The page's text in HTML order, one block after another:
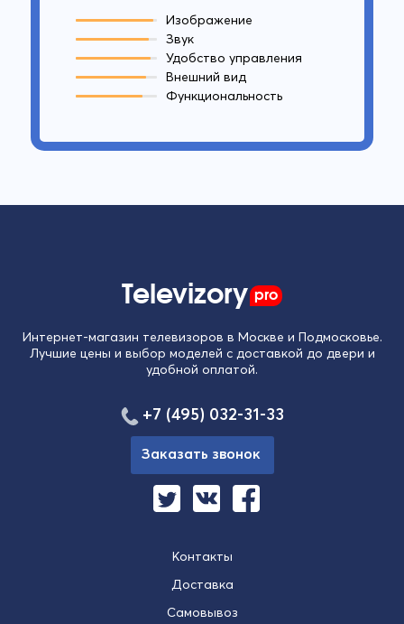
Изображение
Звук
Удобство управления
Внешний вид
Функциональность
Televizory pro
Интернет-магазин телевизоров в Москве и Подмосковье.
Лучшие цены и выбор моделей с доставкой до двери и
удобной оплатой.
Контакты
Доставка
Самовывоз
+7 (495) 032-31-33
Заказать звонок